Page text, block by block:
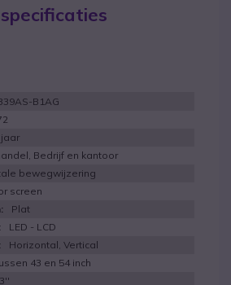
B1AG
jaar
Bedrijf en kantoor
bewegwijzering
screen
Plat
LED - LCD
Horizontal, Vertical
43 en 54 inch